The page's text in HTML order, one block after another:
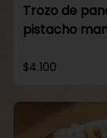
Trozo de
pistacho
$4.100